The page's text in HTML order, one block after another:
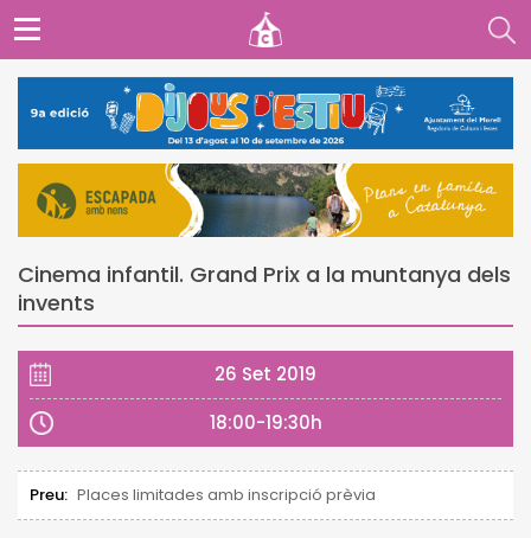
Cinema infantil. Grand Prix a la muntanya dels
invents
26 Set 2019
18:00-19:30h
Preu: Places limitades amb inscripció prèvia